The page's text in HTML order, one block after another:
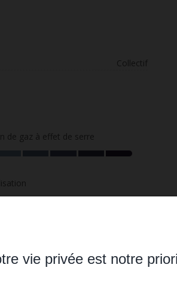
Collectif
de gaz à effet de serre
vie privée est notre